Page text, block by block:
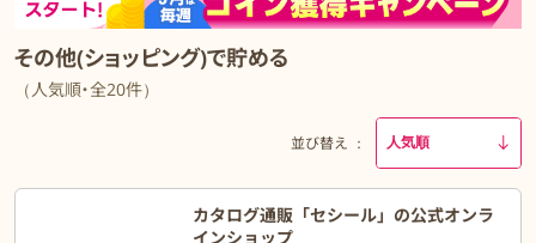
その他(ショッピング)で貯める
（人気順・全20件）
並び替え
カタログ通販「セシール」の公式オンラ
インショップ